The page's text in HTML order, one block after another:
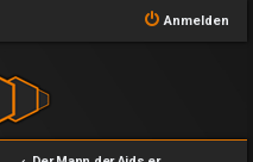
Anmelden